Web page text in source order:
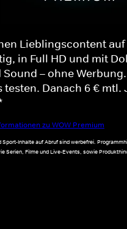
Lieblingscontent auf
in Full HD und mit
– ohne Werbung.
testen. Danach 6 € mtl.
zu WOW Premium
Sport-Inhalte auf Abruf sind werbefrei.
Serien, Filme und Live-Events, sowie